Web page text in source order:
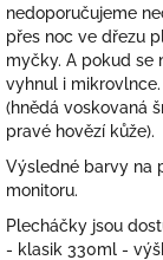
nedoporučujeme
přes noc ve dřezu
myčky. A pokud se
vyhnul i
(hnědá voskovaná
pravé hovězí kůže).
Výsledné barvy na
monitoru.
Plecháčky jsou
- klasik 330ml -